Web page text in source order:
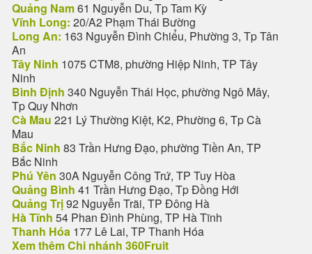
Quảng Nam61 Nguyễn Du, Tp Tam Kỳ
Vĩnh Long: 20/A2 Phạm Thái Bường
Long An: 163 Nguyễn Đình Chiểu, Phường 3, Tp Tân
An
Tây Ninh 1075 CTM8, phường Hiệp Ninh, TP Tây
Ninh
Bình Định 340 Nguyễn Thái Học, phường Ngô Mây,
Tp Quy Nhơn
Cà Mau 221 Lý Thường Kiệt, K2, Phường 6, Tp Cà
Mau
Bắc Ninh 83 Trần Hưng Đạo, phường Tiền An, TP
Bắc Ninh
Phú Yên 30A Nguyễn Công Trứ, TP Tuy Hòa
Quảng Bình 41 Trần Hưng Đạo, Tp Đồng Hới
Quảng Trị92 Nguyễn Trãi, TP Đông Hà
Hà Tĩnh 54 Phan Đình Phùng, TP Hà Tĩnh
Thanh Hóa 177 Lê Lai, TP Thanh Hóa
Xem thêm Chi nhánh 360Fruit